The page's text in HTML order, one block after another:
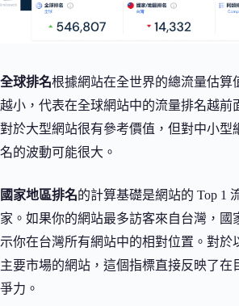
全球排名根據網站在全世界的總流量估算
越小，代表在全球網站中的流量排名越前
對於大型網站很有參考價值，但對中小型
名的波動可能很大。
國家地區排名的計算基礎是網站的 Top 1
家。如果你的網站最多訪客來自台灣，國
示你在台灣所有網站中的相對位置。對於
主要市場的網站，這個指標直接反映了在
爭力。